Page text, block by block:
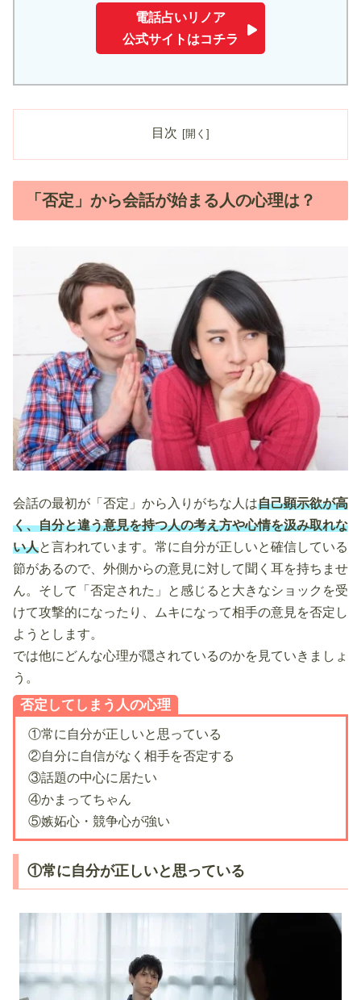
電話占いリノア
公式サイトはコチラ
目次
「否定」から会話が始まる人の心理は？
会話の最初が「否定」から入りがちな人は自己顕示欲が高
く、自分と違う意見を持つ人の考え方や心情を汲み取れな
い人と言われています。常に自分が正しいと確信している
節があるので、外側からの意見に対して聞く耳を持ちませ
ん。そして「否定された」と感じると大きなショックを受
けて攻撃的になったり、ムキになって相手の意見を否定し
ようとします。
では他にどんな心理が隠されているのかを見ていきましょ
う。
否定してしまう人の心理
①常に自分が正しいと思っている
②自分に自信がなく相手を否定する
③話題の中心に居たい
④かまってちゃん
⑤嫉妬心・競争心が強い
①常に自分が正しいと思っている